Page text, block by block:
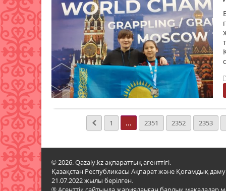
1 ... 2351 2352 2353
© 2026. Qazaly.kz ақпараттық агенттігі.
Қазақстан Республикасы Ақпарат және Қоғамдық даму
21.07.2022 жылы берілген.